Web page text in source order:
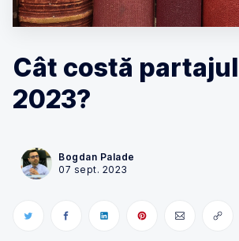
Cât costă
2023?
Bogdan Palade
07 sept. 2023